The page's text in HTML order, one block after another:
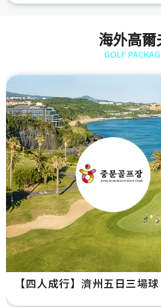
海外高爾
GOLF
【四人成行】濟州五日三場球